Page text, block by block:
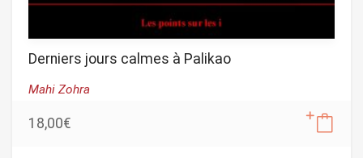
Derniers jours calmes à Palikao
Mahi Zohra
18,00€